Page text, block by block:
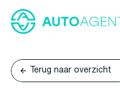
Terug naar overzicht